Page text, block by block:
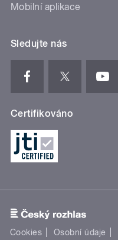
Mobilní aplikace
Sledujte nás
Certifikováno
Cookies Osobní údaje